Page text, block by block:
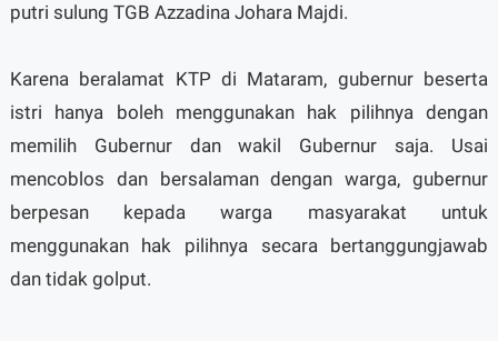
putri sulung TGB Azzadina Johara Majdi.
Karena beralamat KTP di Mataram, gubernur beserta
istri hanya boleh menggunakan hak pilihnya dengan
memilih Gubernur dan wakil Gubernur saja. Usai
mencoblos dan bersalaman dengan warga, gubernur
berpesan kepada warga masyarakat untuk
menggunakan hak pilihnya secara bertanggungjawab
dan tidak golput.